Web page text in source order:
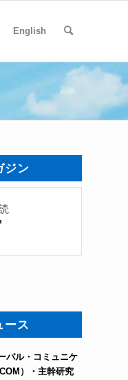
English
ジン
ース
バル・コミュニケ
）・主幹研究